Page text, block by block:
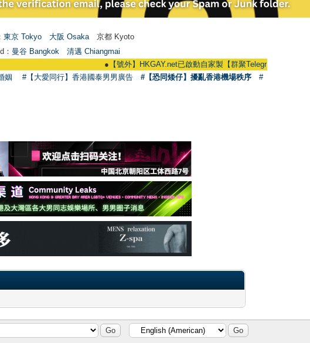
東京 Tokyo 大阪 Osaka 京都 Kyoto
： 曼谷 Bangkok
清邁 Chiangmai
【號外】HKGAY.net已啟動自家製【群聚Telegram群組】
姻 #【大愛同行】香港國泰男男廣告 #【恐同矮仔】擾亂香港機場秩序
#